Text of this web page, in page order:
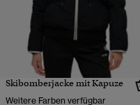
Skibomberjacke mit Kapuze
Weitere Farben verfügbar